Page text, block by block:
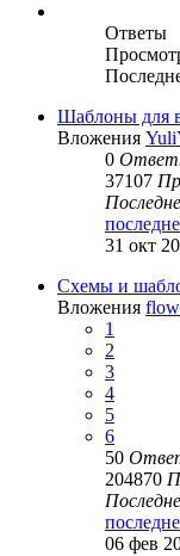
Ответы
Шаблоны для
Вложения
0
37107
31 окт
Схемы и
Вложения
1
2
3
4
5
6
50
204870
06 фев